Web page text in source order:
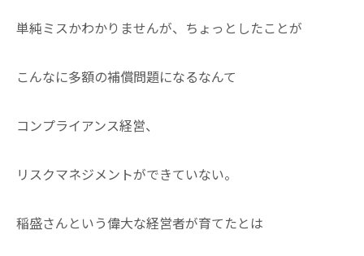
単純ミスかわかりませんが、ちょっとしたことが
こんなに多額の補償問題になるなんて
コンプライアンス経営、
リスクマネジメントができていない。
稲盛さんという偉大な経営者が育てたとは